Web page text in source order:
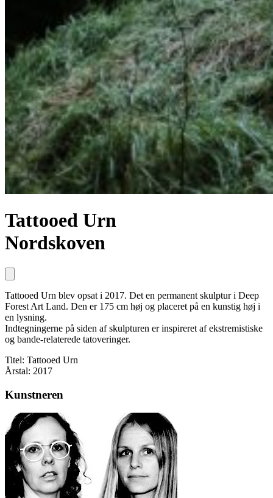
Tattooed Urn
Nordskoven
Tattooed Urn blev opsat i 2017. Det en permanent skulptur i Deep
Forest Art Land. Den er 175 cm høj og placeret på en kunstig høj i
en lysning.
Indtegningerne på siden af skulpturen er inspireret af ekstremistiske
og bande-relaterede tatoveringer.
Titel: Tattooed Urn
Årstal: 2017
Kunstneren